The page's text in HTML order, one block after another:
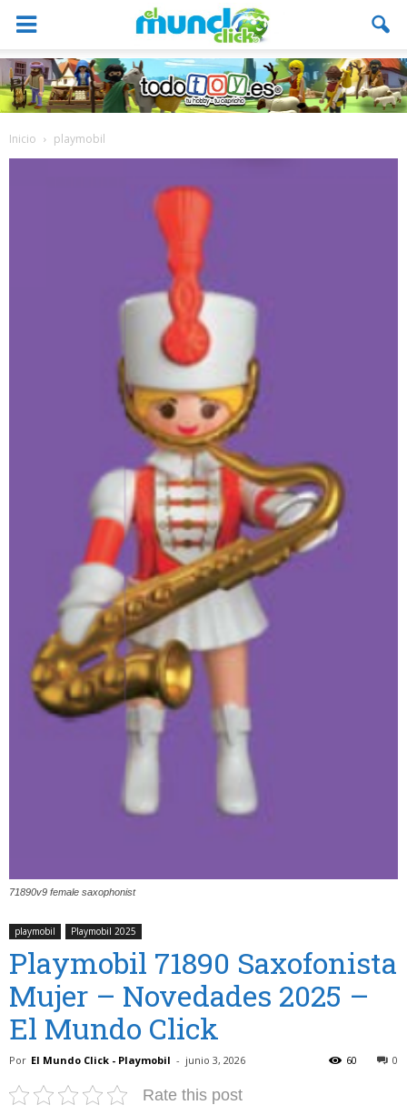
Inicio playmobil
71890v9 female saxophonist
playmobil Playmobil 2025
Playmobil 71890 Saxofonista
Mujer – Novedades 2025 –
El Mundo Click
Por El Mundo Click - Playmobil - junio 3, 2026 0
60
Rate this post